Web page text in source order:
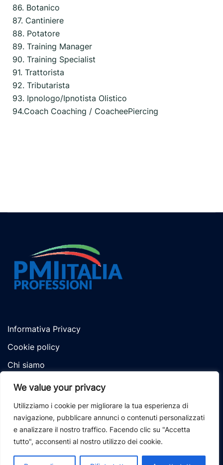
We value your privacy
Utilizziamo i cookie per migliorare la tua esperienza di
navigazione, pubblicare annunci o contenuti personalizzati
e analizzare il nostro traffico. Facendo clic su "Accetta
tutto", acconsenti al nostro utilizzo dei cookie.
86. Botanico
87. Cantiniere
88. Potatore
89. Training Manager
90. Training Specialist
91. Trattorista
92. Tributarista
93. Ipnologo/Ipnotista Olistico
94.Coach Coaching / CoacheePiercing
Informativa Privacy
Cookie policy
Chi siamo
© 2026 pmi italia professioni. Powered by